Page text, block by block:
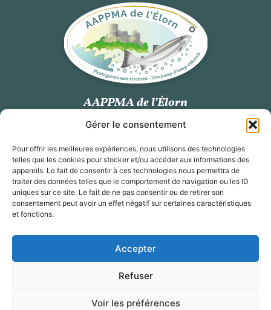
Gérer le consentement
Pour offrir les meilleures expériences, nous utilisons des technologies
telles que les cookies pour stocker et/ou accéder aux informations des
appareils. Le fait de consentir à ces technologies nous permettra de
traiter des données telles que le comportement de navigation ou les ID
uniques sur ce site. Le fait de ne pas consentir ou de retirer son
consentement peut avoir un effet négatif sur certaines caractéristiques
et fonctions.
Accepter
Refuser
Voir les préférences
AAPPMA de l’Élorn
Station de vidéo comptage des poissons migrateurs
Tél.07 80 65 10 39
Email : aappmaelorn@orange.fr
Suivez-nous
Politique de confidentialité